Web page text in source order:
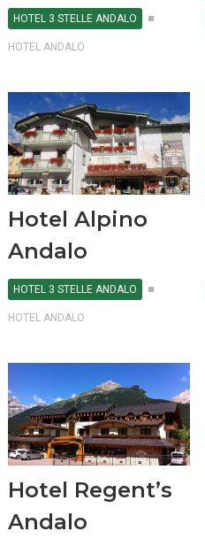
HOTEL 3 STELLE ANDALO
HOTEL ANDALO
Hotel Alpino
Andalo
HOTEL 3 STELLE ANDALO
HOTEL ANDALO
Hotel Regent’s
Andalo